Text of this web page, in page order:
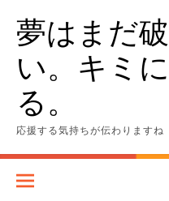
content夢はまだ
い。キミ
る。
応援する気持ちが伝わりますね